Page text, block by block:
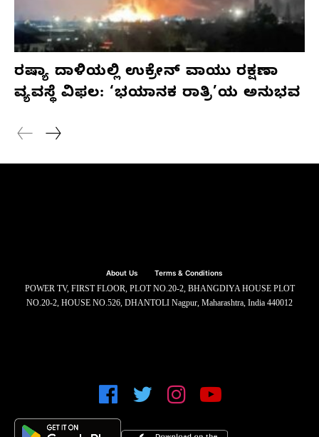
ರಷ್ಯಾ ದಾಳಿಯಲ್ಲಿ ಉಕ್ರೇನ್ ವಾಯು ರಕ್ಷಣಾ
ವ್ಯವಸ್ಥೆ ವಿಫಲ: ‘ಭಯಾನಕ ರಾತ್ರಿ’ಯ ಅನುಭವ
About Us Terms & Conditions
POWER TV, FIRST FLOOR, PLOT NO.20-2, BHANGDIYA HOUSE PLOT
NO.20-2, HOUSE NO.526, DHANTOLI Nagpur, Maharashtra, India 440012